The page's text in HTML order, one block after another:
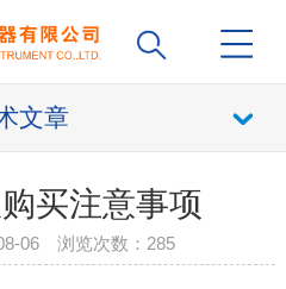
文章
买注意事项
06 浏览次数： 285